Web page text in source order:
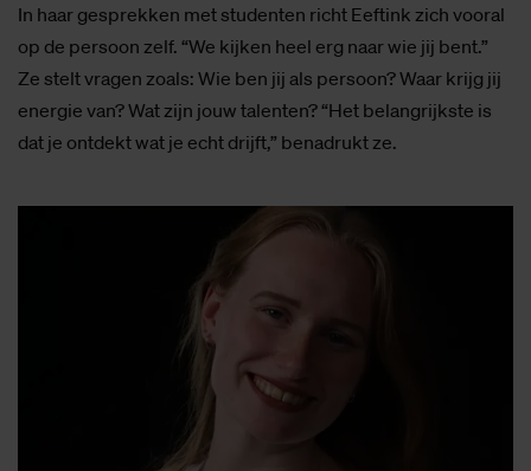
In haar gesprekken met studenten richt Eeftink zich vooral
op de persoon zelf. “We kijken heel erg naar wie jij bent.”
Ze stelt vragen zoals: Wie ben jij als persoon? Waar krijg jij
energie van? Wat zijn jouw talenten? “Het belangrijkste is
dat je ontdekt wat je echt drijft,” benadrukt ze.